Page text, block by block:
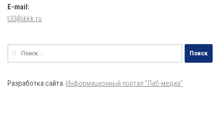
E-mail:
t33@ikkk.ru
Найти:
Разработка сайта: Информационный портал "Лаб-медиа"